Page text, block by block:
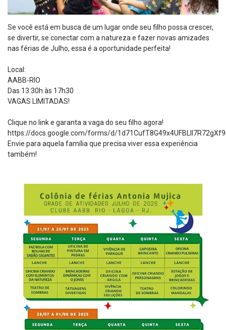
Se você está em busca de um lugar onde seu filho possa crescer,
se divertir, se conectar com a natureza e fazer novas amizades
nas férias de Julho, essa é a oportunidade perfeita!
Local:
AABB-RIO
Das 13:30h às 17h30
VAGAS LIMITADAS!
Clique no link e garanta a vaga do seu filho agora!
https://docs.google.com/forms/d/
Envie para aquela família que precisa viver essa experiência
também!